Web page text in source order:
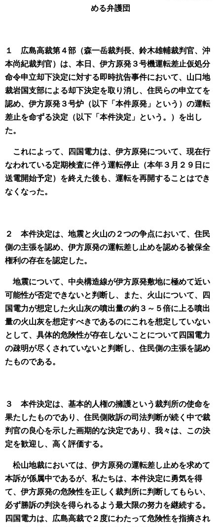
める弁護団
１ 広島高裁第４部（森一岳裁判長、鈴木雄輔裁判官、沖
本尚紀裁判官）は、本日、伊方原発３号機運転差止仮処分
命令申立却下決定に対する即時抗告事件において、山口地
裁岩国支部による却下決定を取り消し、住民らの申立てを
認め、伊方原発３号炉（以下「本件原発」という）の運転
差止を命ずる決定（以下「本件決定」という。）を出し
た。
これによって、四国電力は、伊方原発について、現在行
なわれている定期検査に伴う運転停止（本年３月２９日に
送電開始予定）を終えた後も、運転を再開することはでき
なくなった。
２ 本件決定は、地震と火山の２つの争点において、住民
側の主張を認め、伊方原発の運転差し止めを認める被保全
権利の存在を認定した。
地震について、中央構造線が伊方原発敷地に極めて近い
可能性が否定できないと判断し、また、火山について、四
国電力が想定した火山灰の噴出量の約３～５倍に上る噴出
量の火山灰を想定すべきであるのにこれを想定していない
として、具体的危険性が存在しないことについて四国電力
の疎明が尽くされていないと判断し、住民側の主張を認め
たものである。
３ 本件決定は、基本的人権の擁護という裁判所の使命を
果たしたものであり、住民側敗訴の司法判断が続く中で裁
判官の良心を示した画期的な決定であり、我々は、この決
定を歓迎し、高く評価する。
松山地裁においては、伊方原発の運転差し止めを求めて
本訴が係属中であるが、私たちは、本件決定に勇気を得
て、伊方原発の危険性を正しく裁判所に判断してもらい、
必ず勝訴の判決を得られるよう最大限の努力を継続する。
四国電力は、広島高裁で２度にわたって危険性を指摘され